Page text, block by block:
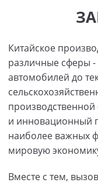
Китайское
различные сферы -
автомобилей до
производственной
и инновационный
наиболее важных
мировую
Вместе с тем,